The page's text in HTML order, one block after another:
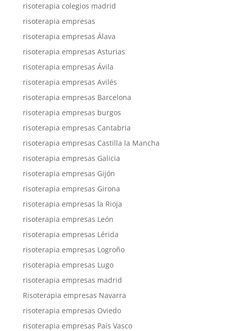
risoterapia colegios madrid
risoterapia empresas
risoterapia empresas Álava
risoterapia empresas Asturias
risoterapia empresas Ávila
risoterapia empresas Avilés
risoterapia empresas Barcelona
risoterapia empresas burgos
risoterapia empresas Cantabria
risoterapia empresas Castilla la Mancha
risoterapia empresas Galicia
risoterapia empresas Gijón
risoterapia empresas Girona
risoterapia empresas la Rioja
risoterapia empresas León
risoterapia empresas Lérida
risoterapia empresas Logroño
risoterapia empresas Lugo
risoterapia empresas madrid
Risoterapia empresas Navarra
risoterapia empresas Oviedo
risoterapia empresas País Vasco